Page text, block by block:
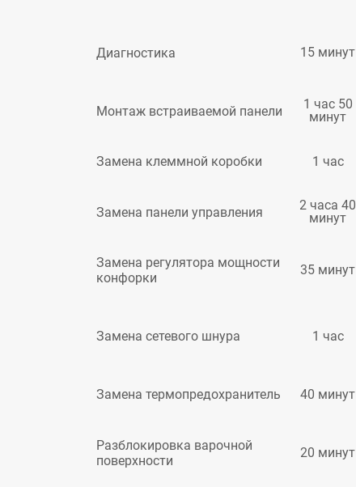
Диагностика 15 минут
Монтаж встраиваемой панели
1 час 50
минут
Замена клеммной коробки 1 час
Замена панели управления
2 часа 40
минут
Замена регулятора мощности
конфорки
35 минут
Замена сетевого шнура 1 час
Замена термопредохранитель 40 минут
Разблокировка варочной
поверхности
20 минут